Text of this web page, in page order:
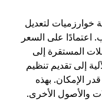
لتعديل
على السعر
المستقرة إلى
تقديم تنظيم
بهذه
الأخرى.